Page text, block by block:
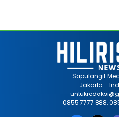
Sapulangit
Jakarta -
0855 7777 888,